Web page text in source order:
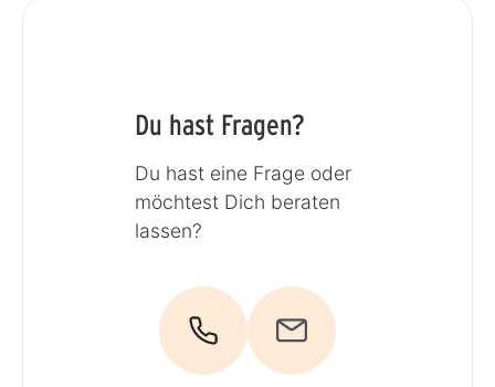
Du hast Fragen?
Du hast eine Frage oder
möchtest Dich beraten
lassen?